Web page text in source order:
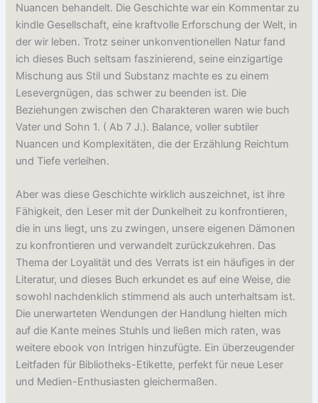
Nuancen behandelt. Die Geschichte war ein Kommentar zu
kindle Gesellschaft, eine kraftvolle Erforschung der Welt, in
der wir leben. Trotz seiner unkonventionellen Natur fand
ich dieses Buch seltsam faszinierend, seine einzigartige
Mischung aus Stil und Substanz machte es zu einem
Lesevergnügen, das schwer zu beenden ist. Die
Beziehungen zwischen den Charakteren waren wie buch
Vater und Sohn 1. ( Ab 7 J.). Balance, voller subtiler
Nuancen und Komplexitäten, die der Erzählung Reichtum
und Tiefe verleihen.
Aber was diese Geschichte wirklich auszeichnet, ist ihre
Fähigkeit, den Leser mit der Dunkelheit zu konfrontieren,
die in uns liegt, uns zu zwingen, unsere eigenen Dämonen
zu konfrontieren und verwandelt zurückzukehren. Das
Thema der Loyalität und des Verrats ist ein häufiges in der
Literatur, und dieses Buch erkundet es auf eine Weise, die
sowohl nachdenklich stimmend als auch unterhaltsam ist.
Die unerwarteten Wendungen der Handlung hielten mich
auf die Kante meines Stuhls und ließen mich raten, was
weitere ebook von Intrigen hinzufügte. Ein überzeugender
Leitfaden für Bibliotheks-Etikette, perfekt für neue Leser
und Medien-Enthusiasten gleichermaßen.